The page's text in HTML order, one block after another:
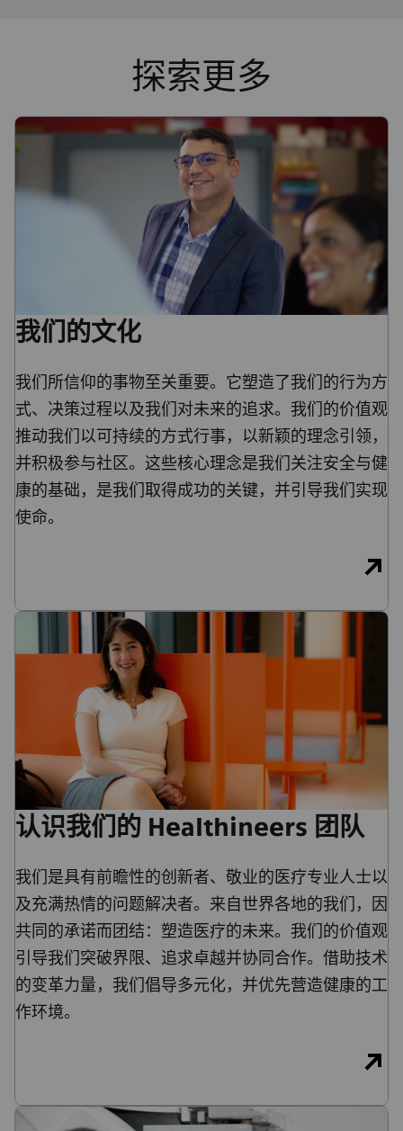
探索更多
我们的文化
我们所信仰的事物至关重要。它塑造了我们的行为方
式、决策过程以及我们对未来的追求。我们的价值观
推动我们以可持续的方式行事，以新颖的理念引领，
并积极参与社区。这些核心理念是我们关注安全与健
康的基础，是我们取得成功的关键，并引导我们实现
使命。
认识我们的 Healthineers 团队
我们是具有前瞻性的创新者、敬业的医疗专业人士以
及充满热情的问题解决者。来自世界各地的我们，因
共同的承诺而团结：塑造医疗的未来。我们的价值观
引导我们突破界限、追求卓越并协同合作。借助技术
的变革力量，我们倡导多元化，并优先营造健康的工
作环境。